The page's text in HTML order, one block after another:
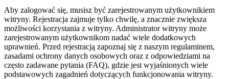
Aby zalogować się, musisz być zarejestrowanym użytkownikiem
witryny. Rejestracja zajmuje tylko chwilę, a znacznie zwiększa
możliwości korzystania z witryny. Administrator witryny może
zarejestrowanym użytkownikom nadać wiele dodatkowych
uprawnień. Przed rejestracją zapoznaj się z naszym regulaminem,
zasadami ochrony danych osobowych oraz z odpowiedziami na
często zadawane pytania (FAQ), gdzie jest wyjaśnionych wiele
podstawowych zagadnień dotyczących funkcjonowania witryny.